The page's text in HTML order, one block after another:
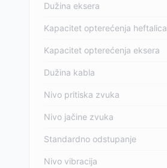
Dužina eksera
Kapacitet opterećenja heftalica
Kapacitet opterećenja eksera
Dužina kabla
Nivo pritiska zvuka
Nivo jačine zvuka
Standardno odstupanje
Nivo vibracija